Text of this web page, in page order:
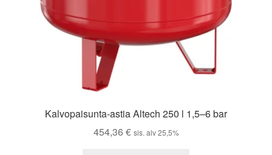
Kalvopaisunta-astia Altech 250 l 1,5–6 bar
454,36 € sis. alv 25,5%